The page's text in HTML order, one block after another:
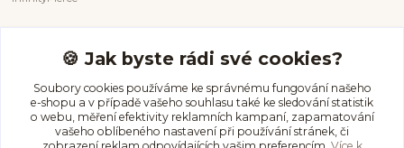
+420 731 681 038
(Po-Ne, 9-18 hod.)
info@infinitypierce.cz
🍪 Jak byste rádi své cookies?
Soubory cookies používáme ke správnému fungování našeho
e-shopu a v případě vašeho souhlasu také ke sledování statistik
o webu, měření efektivity reklamních kampaní, zapamatování
vašeho oblíbeného nastavení při používání stránek, či